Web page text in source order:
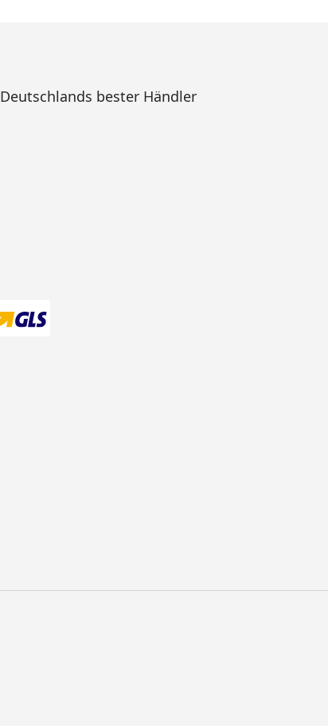
Deutschlands bester Händler